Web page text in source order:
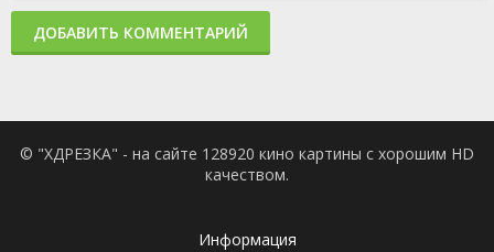
ДОБАВИТЬ КОММЕНТАРИЙ
© "ХДРЕЗКА" - на сайте 128920 кино картины с хорошим HD
качеством.
Информация